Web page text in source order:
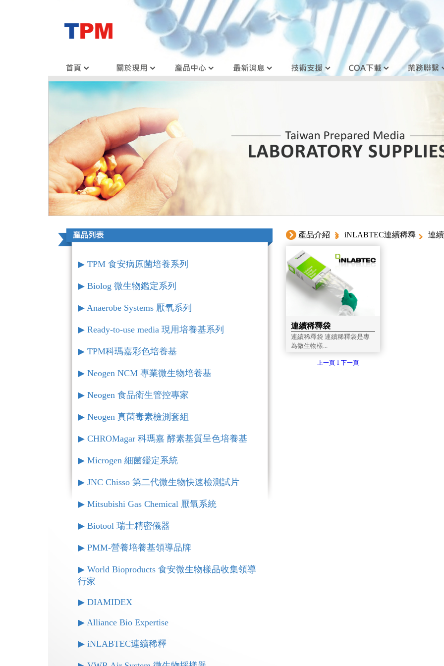
▶︎ TPM 食安病原菌培養系列
▶︎ Biolog 微生物鑑定系列
▶︎ Anaerobe Systems 厭氧系列
▶︎ Ready-to-use media 現用培養基系列
▶︎ TPM科瑪嘉彩色培養基
▶︎ Neogen NCM 專業微生物培養基
▶︎ Neogen 食品衛生管控專家
▶︎ Neogen 真菌毒素檢測套組
▶︎ CHROMagar 科瑪嘉 酵素基質呈色培養基
▶︎ Microgen 細菌鑑定系統
▶︎ JNC Chisso 第二代微生物快速檢測試片
▶︎ Mitsubishi Gas Chemical 厭氧系統
▶︎ Biotool 瑞士精密儀器
▶︎ PMM-營養培養基領導品牌
▶︎ World Bioproducts 食安微生物樣品收集領導
行家
▶︎ DIAMIDEX
▶︎ Alliance Bio Expertise
▶︎ iNLABTEC連續稀釋
產品介紹 iNLABTEC連續稀釋 連
連續稀釋袋
連續稀釋袋 連續稀釋袋是專
為微生物樣...
上一頁 1 下一頁